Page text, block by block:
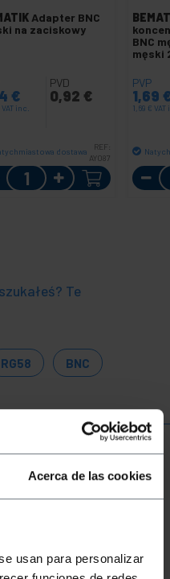
Acerca de las cookies
usan para personalizar
Adapter BNC
na zaciskowy
€
VAT inc.
PVD
0,92 €
dostawa
REF:
AY087
Ilość
BNC
męski
PVP
1,69
1,69 € VAT
Te
RG58 BNC
o długości 5